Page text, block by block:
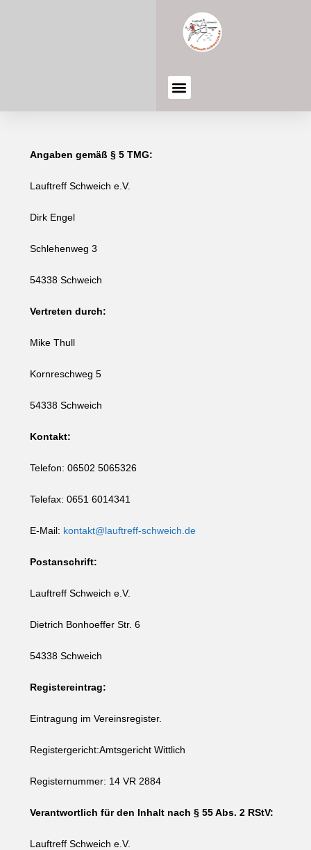
Angaben gemäß § 5 TMG:
Lauftreff Schweich e.V.
Dirk Engel
Schlehenweg 3
54338 Schweich
Vertreten durch:
Mike Thull
Kornreschweg 5
54338 Schweich
Kontakt:
Telefon: 06502 5065326
Telefax: 0651 6014341
E-Mail: kontakt@lauftreff-schweich.de
Postanschrift:
Lauftreff Schweich e.V.
Dietrich Bonhoeffer Str. 6
54338 Schweich
Registereintrag:
Eintragung im Vereinsregister.
Registergericht:Amtsgericht Wittlich
Registernummer: 14 VR 2884
Verantwortlich für den Inhalt nach § 55 Abs. 2 RStV:
Lauftreff Schweich e.V.